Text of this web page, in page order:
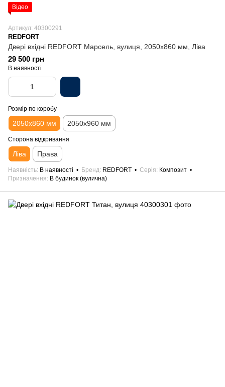
Відео
Артикул: 40300291
REDFORT
Двері вхідні REDFORT Марсель, вулиця, 2050х860 мм, Ліва
29 500 грн
В наявності
Розмір по коробу
2050х860 мм 2050х960 мм
Сторона відкривання
Ліва Права
Наявність В наявності Бренд REDFORT Серія
Композит
Призначення
В будинок (вулична)